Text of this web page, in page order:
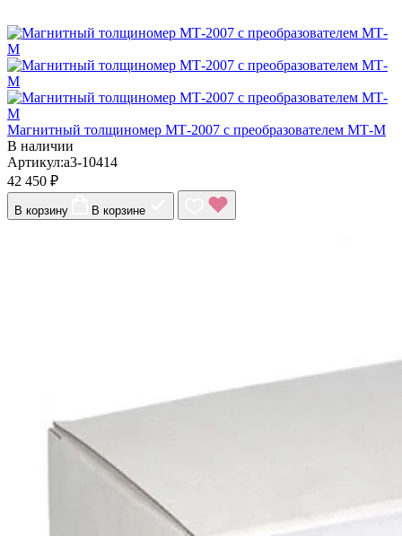
Магнитный толщиномер МТ-2007 с преобразователем МТ-М
В наличии
Артикул:a3-10414
42 450 ₽
В корзину В корзине